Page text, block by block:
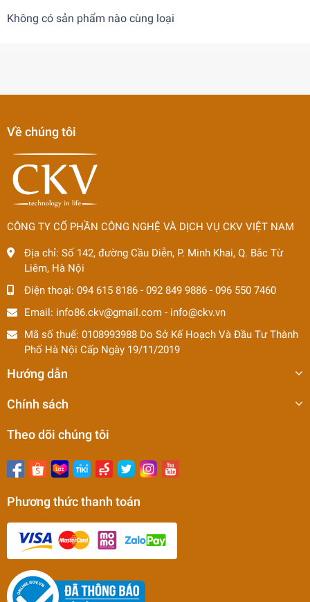
Không có sản phẩm nào cùng loại
Về chúng tôi
CÔNG TY CỔ PHẦN CÔNG NGHỆ VÀ DỊCH VỤ CKV VIỆT NAM
Địa chỉ: Số 142, đường Cầu Diễn, P. Minh Khai, Q. Bắc Từ
Liêm, Hà Nội
Điện thoại: 094 615 8186 - 092 849 9886 - 096 550 7460
Email: info86.ckv@gmail.com - info@ckv.vn
Mã số thuế: 0108993988 Do Sở Kế Hoạch Và Đầu Tư Thành
Phố Hà Nội Cấp Ngày 19/11/2019
Hướng dẫn
Chính sách
Theo dõi chúng tôi
Phương thức thanh toán